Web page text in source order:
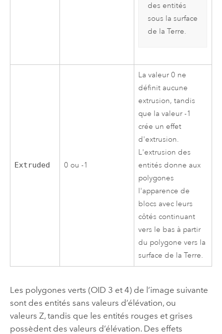
des entités
sous la surface
de la Terre.
Extruded 0 ou -1
La valeur 0 ne
définit aucune
extrusion, tandis
que la valeur -1
crée un effet
d'extrusion.
L'extrusion des
entités donne aux
polygones
l'apparence de
blocs avec leurs
côtés continuant
vers le bas à partir
du polygone vers la
surface de la Terre.
Les polygones verts (OID 3 et 4) de l’image suivante
sont des entités sans valeurs d’élévation, ou
valeurs Z, tandis que les entités rouges et grises
possèdent des valeurs d’élévation. Des effets